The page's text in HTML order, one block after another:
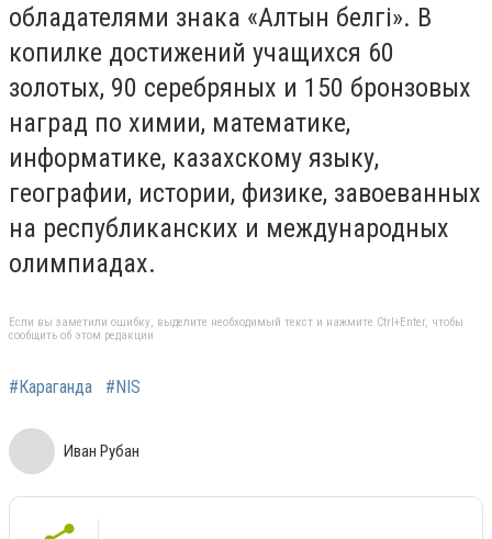
обладателями знака «Алтын белгi». В
копилке достижений учащихся 60
золотых, 90 серебряных и 150 бронзовых
наград по химии, математике,
информатике, казахскому языку,
географии, истории, физике, завоеванных
на республиканских и международных
олимпиадах.
Если вы заметили ошибку, выделите необходимый текст и нажмите Ctrl+Enter, чтобы
сообщить об этом редакции
#Караганда #NIS
Иван Рубан